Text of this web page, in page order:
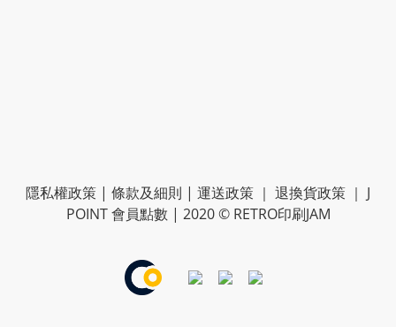
隱私權政策 | 條款及細則 | 運送政策 ｜ 退換貨政策 ｜ J
POINT 會員點數 | 2020 © RETRO印刷JAM